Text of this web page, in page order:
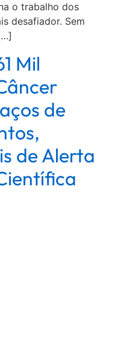
o trabalho dos
desafiador. Sem
Mil
de
de Alerta